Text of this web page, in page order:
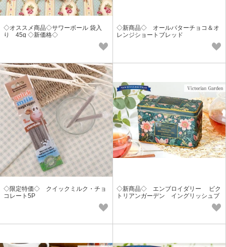
◇オススメ商品◇サワーボール 袋入
り 45g ◇新価格◇
◇新商品◇ オールバターチョコ＆オ
レンジショートブレッド
◇限定特価◇ クイックミルク・チョ
コレート5P
◇新商品◇ エンブロイダリー ビク
トリアンガーデン イングリッシュブ